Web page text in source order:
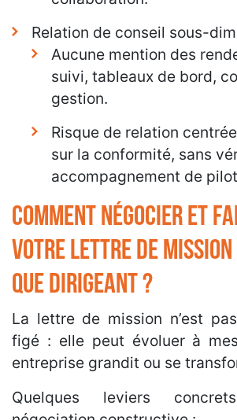
Relation de conseil sous-
Aucune mention des
suivi, tableaux de bord,
gestion.
Risque de relation
sur la conformité, sans
accompagnement de
Comment négocier et
votre lettre de
que dirigeant ?
La lettre de mission n’est
figé : elle peut évoluer à
entreprise grandit ou se
Quelques leviers